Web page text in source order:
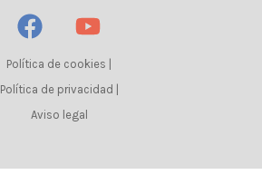
Política de cookies |
Política de privacidad |
Aviso legal